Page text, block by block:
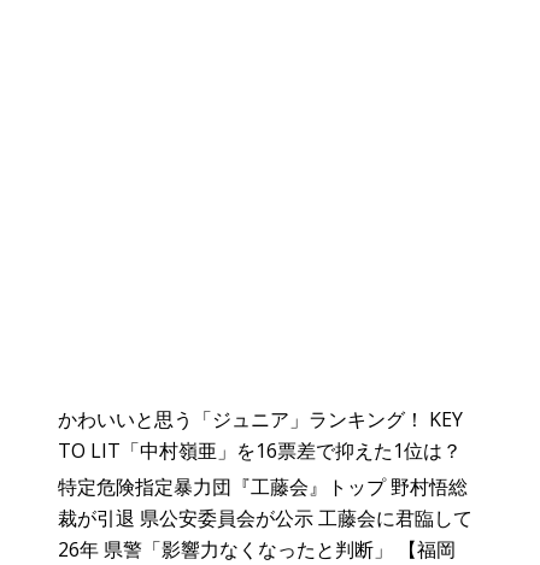
かわいいと思う「ジュニア」ランキング！ KEY
TO LIT「中村嶺亜」を16票差で抑えた1位は？
特定危険指定暴力団『工藤会』トップ 野村悟総
裁が引退 県公安委員会が公示 工藤会に君臨して
26年 県警「影響力なくなったと判断」 【福岡